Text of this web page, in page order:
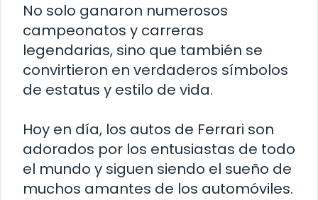
No solo ganaron numerosos
campeonatos y carreras
legendarias, sino que también se
convirtieron en verdaderos símbolos
de estatus y estilo de vida.
Hoy en día, los autos de Ferrari son
adorados por los entusiastas de todo
el mundo y siguen siendo el sueño de
muchos amantes de los automóviles.